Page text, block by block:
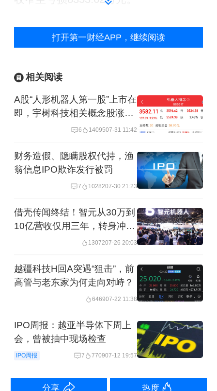
越疆科技的收入来源主要是协作机器
人，以2025年数据为例，协作机器人的
咨询报告，按2025年销量统计，越疆科
技在协作机器人行业中排名全球第一，
全球市场份额达13.2%。
近年来，具身智能赛道爆火，被普遍视
为下一个万亿级市场，越疆科技也开始
押注具身智能。该业务于2024年产生营
同比增长418.84%。
司。按照《意见》要求，约有210家左右
的上市公司位于粤港澳大湾区，且尚未
在A股上市。其中，部分科技企业有望回
A股上市，如深圳的港股上市公司优必选
（9880.HK）、佑驾创新（2431.HK）
等，广州的上市公司小鹏集团-
W（9868.HK）、如祺出行（9680.HK）
打开第一财经APP，继续阅读
相关阅读
A股“人形机器人第一股”上市在
即，宇树科技相关概念股涨超
6 1409507-31 11:42
财务造假、隐瞒股权代持，渔
翁信息IPO欺诈发行被罚
7 1028207-30 21:23
借壳传闻终结！智元从30万到
10亿营收仅用三年，转身冲刺
1307207-26 20:03
越疆科技H回A突遇“狙击”，前
高管与老东家为何走向对峙？
646907-22 11:38
IPO周报：越亚半导体下周上
会，曾被抽中现场检查
IPO周报 7 770907-12 19:57
分享 热度